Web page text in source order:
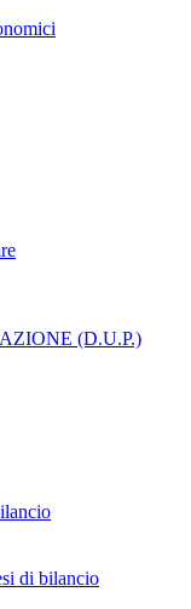
(D.U.P.)
di bilancio